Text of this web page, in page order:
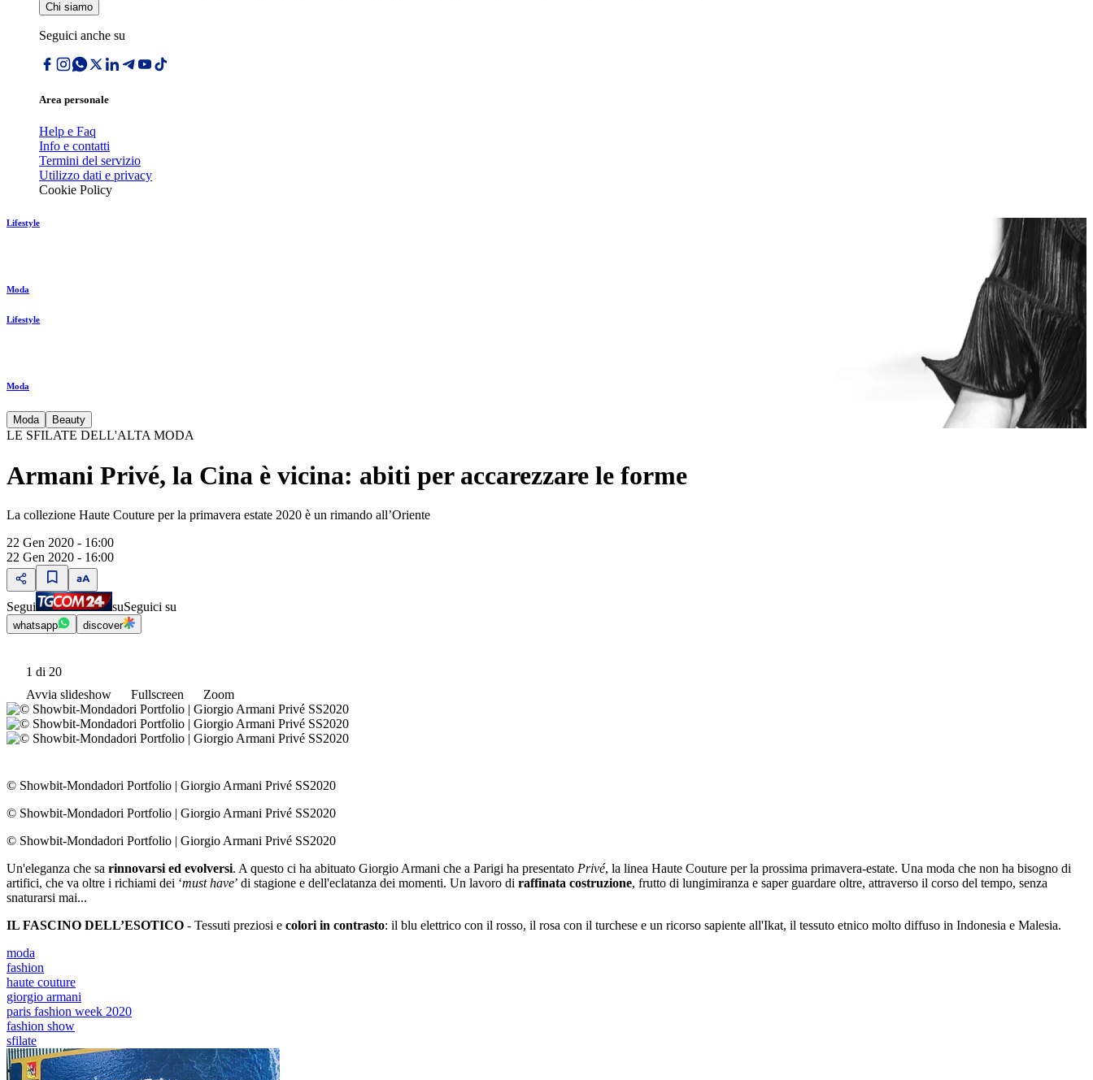
Chi siamo
Seguici anche su
Area personale
Help e Faq
Info e contatti
Termini del servizio
Utilizzo dati e privacy
Cookie Policy
Lifestyle
Moda
Lifestyle
Moda
Moda Beauty
LE SFILATE DELL'ALTA MODA
Armani Privé, la Cina è vicina: abiti per accarezzare le forme
La collezione Haute Couture per la primavera estate 2020 è un rimando all’Oriente
22 Gen 2020 - 16:00
22 Gen 2020 - 16:00
Segui suSeguici su
whatsapp discover
1 di 20
Avvia slideshow
Fullscreen Zoom
© Showbit-Mondadori Portfolio | Giorgio Armani Privé SS2020
© Showbit-Mondadori Portfolio | Giorgio Armani Privé SS2020
© Showbit-Mondadori Portfolio | Giorgio Armani Privé SS2020
Un'eleganza che sa rinnovarsi ed evolversi. A questo ci ha abituato Giorgio Armani che a Parigi ha presentato Privé, la linea Haute Couture per la prossima primavera-estate. Una moda che non ha bisogno di
artifici, che va oltre i richiami dei ‘musthave’ di stagione e dell'eclatanza dei momenti. Un lavoro di raffinata costruzione, frutto di lungimiranza e saper guardare oltre, attraverso il corso del tempo, senza
snaturarsi mai...
IL FASCINO DELL’ESOTICO - Tessuti preziosi e colori in contrasto: il blu elettrico con il rosso, il rosa con il turchese e un ricorso sapiente all'Ikat, il tessuto etnico molto diffuso in Indonesia e Malesia.
moda
fashion
haute couture
giorgio armani
paris fashion week 2020
fashion show
sfilate